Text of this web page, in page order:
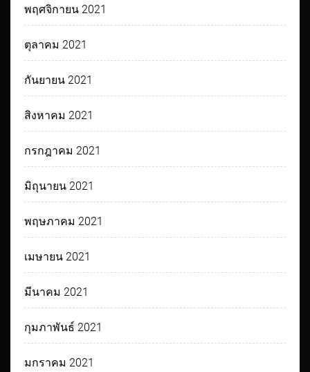
พฤศจิกายน 2021
ตุลาคม 2021
กันยายน 2021
สิงหาคม 2021
กรกฎาคม 2021
มิถุนายน 2021
พฤษภาคม 2021
เมษายน 2021
มีนาคม 2021
กุมภาพันธ์ 2021
มกราคม 2021